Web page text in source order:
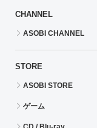
CHANNEL
ASOBI CHANNEL
STORE
ASOBI STORE
ゲーム